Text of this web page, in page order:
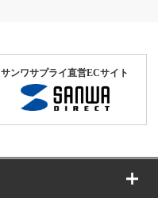
サンワサプライ直営ECサイト